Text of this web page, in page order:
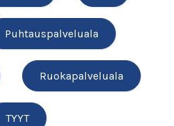
Puhtauspalveluala
Ruokapalveluala
TYYT